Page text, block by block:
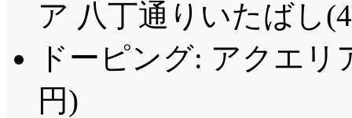
ア 八丁通りいたばし
ドーピング: アクエリ
円)